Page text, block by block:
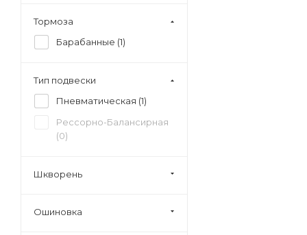
Тормоза
Барабанные (1)
Тип подвески
Пневматическая (1)
Рессорно-Балансирная
(0)
Шкворень
Ошиновка